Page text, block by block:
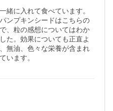
緒に入れて食べています。
ンプキンシードはこちらの
、粒の感想についてはわか
た。効果についても正直よ
無油、色々な栄養が含まれ
います。